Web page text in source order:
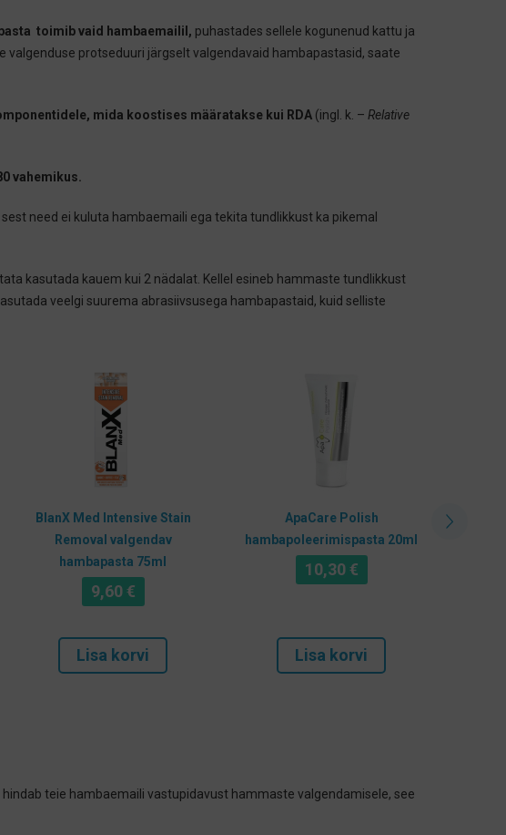
toimib vaid hambaemailil, puhastades sellele kogunenud kattu ja
protseduuri järgselt valgendavaid hambapastasid, saate
mida koostises määratakse kui RDA (ingl. k. – Relative
vahemikus.
sest need ei kuluta hambaemaili ega tekita tundlikkust ka pikemal
kasutada kauem kui 2 nädalat. Kellel esineb hammaste tundlikkust
veelgi suurema abrasiivsusega hambapastaid, kuid selliste
BlanX Med Intensive Stain
Removal valgendav
hambapasta 75ml
9,60€
Lisa korvi
ApaCare Polish
hambapoleerimispasta 20ml
10,30€
Lisa korvi
teie hambaemaili vastupidavust hammaste valgendamisele, see